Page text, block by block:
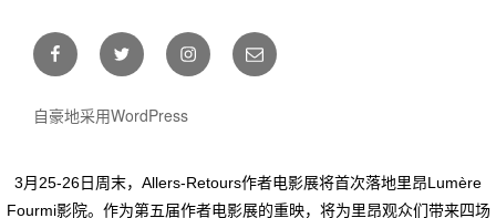
FacebookTwitter InstagramE-
mail
自豪地采用WordPress
3月25-26日周末，Allers-Retours作者电影展将首次落地里昂Lumère
Fourmi影院。作为第五届作者电影展的重映，将为里昂观众们带来四场